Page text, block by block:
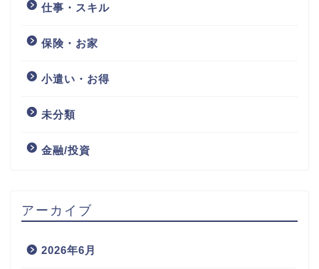
仕事・スキル
保険・お家
小遣い・お得
未分類
金融/投資
アーカイブ
2026年6月